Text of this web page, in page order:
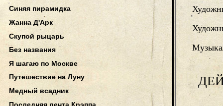
Синяя пирамидка
Жанна Д'Арк
Скупой рыцарь
Без названия
Я шагаю по Москве
Путешествие на Луну
Медный всадник
Последняя лента Крэппа